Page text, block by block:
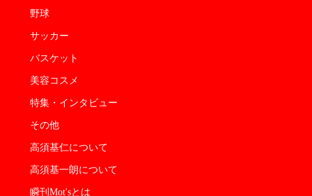
野球
サッカー
バスケット
美容コスメ
特集・インタビュー
その他
高須基仁について
高須基一朗について
瞬刊Mot'sとは